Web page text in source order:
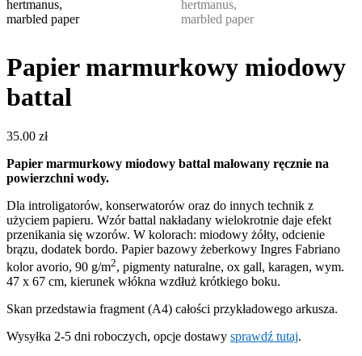
Papier marmurkowy miodowy
battal
35.00 zł
Papier marmurkowy miodowy battal malowany ręcznie na
powierzchni wody.
Dla introligatorów, konserwatorów oraz do innych technik z
użyciem papieru. Wzór battal nakładany wielokrotnie daje efekt
przenikania się wzorów. W kolorach: miodowy żółty, odcienie
brązu, dodatek bordo. Papier bazowy żeberkowy Ingres Fabriano
kolor avorio, 90 g/m2, pigmenty naturalne, ox gall, karagen, wym.
47 x 67 cm, kierunek włókna wzdłuż krótkiego boku.
Skan przedstawia fragment (A4) całości przykładowego arkusza.
Wysyłka 2-5 dni roboczych, opcje dostawy sprawdź tutaj.